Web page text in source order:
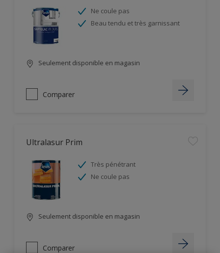
Ne coule pas
Beau tendu et très garnissant
Seulement disponible en magasin
Comparer
Ultralasur Prim
Très pénétrant
Ne coule pas
Seulement disponible en magasin
Comparer